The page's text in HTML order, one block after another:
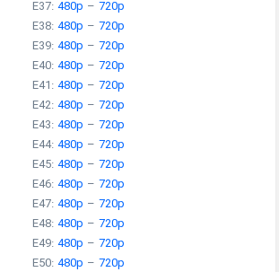
E37:480p – 720p
E38:480p – 720p
E39:480p – 720p
E40:480p – 720p
E41:480p – 720p
E42:480p – 720p
E43:480p – 720p
E44:480p – 720p
E45:480p – 720p
E46:480p – 720p
E47:480p – 720p
E48:480p – 720p
E49:480p – 720p
E50:480p – 720p